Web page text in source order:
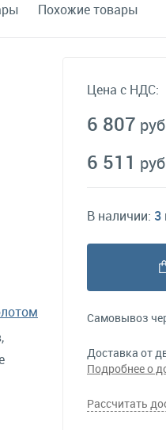
Похожие товары
Цена с НДС:
6 807
6 511
В наличии: 3
Самовывоз
Доставка от
Подробнее о
Рассчитать